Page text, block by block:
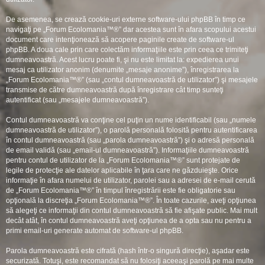
De asemenea, se crează cookie-uri externe software-ului phpBB în timp ce
navigaţi pe „Forum Ecolomania™®” dar acestea sunt în afara scopului acestui
document care intenţionează să acopere paginile create de software-ul
phpBB. A doua cale prin care colectăm informaţiile este prin ceea ce trimiteţi
dumneavoastră. Acest lucru poate fi, şi nu este limitat la: expedierea unui
mesaj ca utilizator anonim (denumite „mesaje anonime”), înregistrarea la
„Forum Ecolomania™®” (sau „contul dumneavoastră de utilizator”) şi mesajele
transmise de către dumneavoastră după înregistrare cât timp sunteţi
autentificat (sau „mesajele dumneavoastră”).
Contul dumneavoastră va conţine cel puţin un nume identificabil (sau „numele
dumneavoastră de utilizator”), o parolă personală folosită pentru autentificarea
în contul dumneavoastră (sau „parola dumneavoastră”) şi o adresă personală
de email validă (sau „email-ul dumneavoastră”). Informaţiile dumneavoastră
pentru contul de utilizator de la „Forum Ecolomania™®” sunt protejate de
legile de protecţie ale datelor aplicabile în ţara care ne găzduieşte. Orice
informaţie în afara numelui de utilizator, parolei sau a adresei de e-mail cerută
de „Forum Ecolomania™®” în timpul înregistrării este fie obligatorie sau
opţională la discreţia „Forum Ecolomania™®”. În toate cazurile, aveţi opţiunea
să alegeţi ce informaţii din contul dumneavoastră să fie afişate public. Mai mult
decât atât, în contul dumneavoastră aveţi opţiunea de a opta sau nu pentru a
primi email-uri generate automat de software-ul phpBB.
Parola dumneavoastră este cifrată (hash într-o singură direcţie), aşadar este
securizată. Totuşi, este recomandat să nu folosiţi aceeaşi parolă pe mai multe